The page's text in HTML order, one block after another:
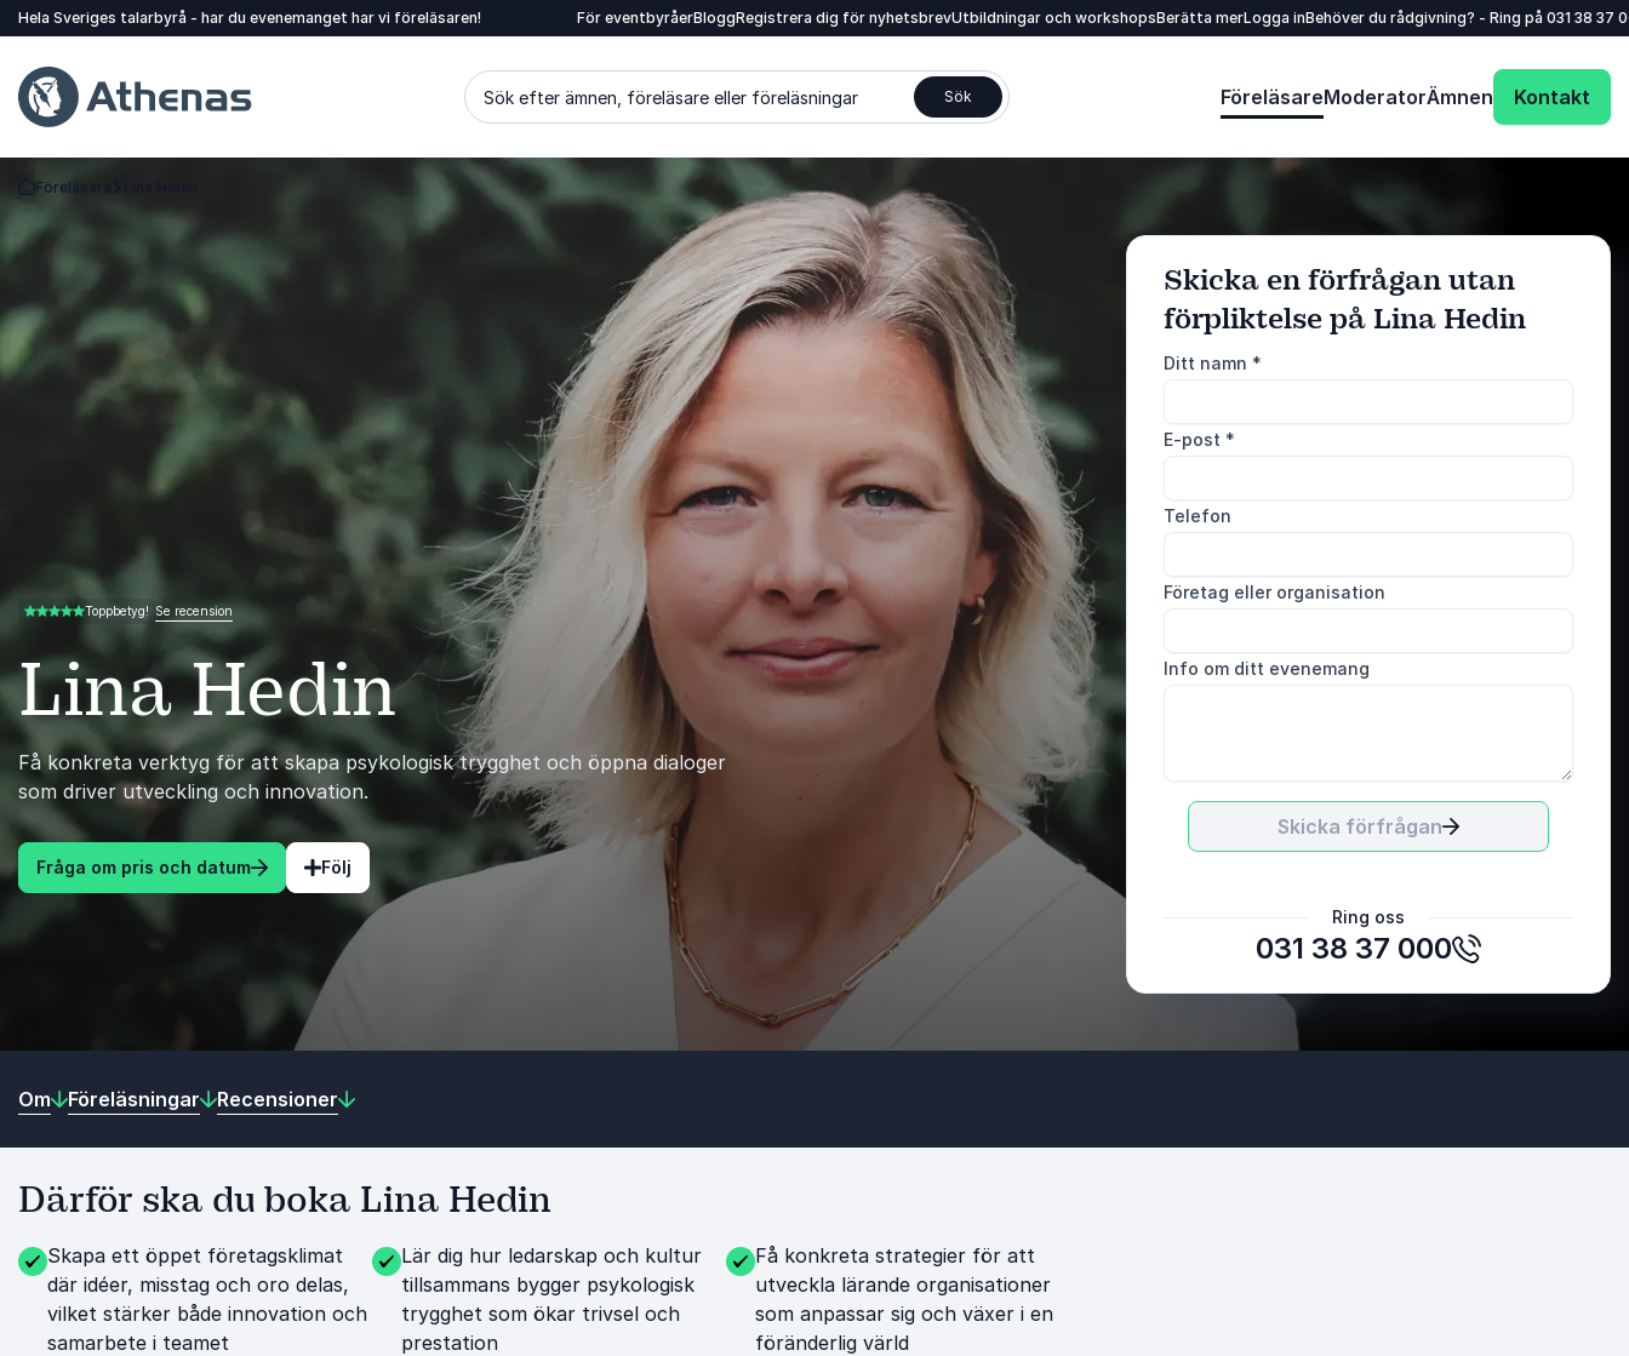
Hela Sveriges talarbyrå - har du evenemanget har vi föreläsaren! För eventbyråerBloggRegistrera dig för nyhetsbrevUtbildningar och workshopsBerätta merLogga inBehöver du rådgivning? - Ring på 031 38 37
Sök efter ämnen, föreläsare eller föreläsningar Sök FöreläsareModeratorÄmnen Kontakt
Gå tillbaka till startsidan
Föreläsare
Lina Hedin
Få konkreta verktyg för att skapa psykologisk trygghet och öppna dialoger
som driver utveckling och innovation.
Fråga om pris och datum Följ
5.00 av 5Toppbetyg! Se recension
Skicka en förfrågan utan
förpliktelse på Lina Hedin
Ditt namn *
E-post *
Telefon
Företag eller organisation
Info om ditt evenemang
Skicka förfrågan
Ring oss
031 38 37 000
Om Föreläsningar Recensioner
Därför ska du boka Lina Hedin
Skapa ett öppet företagsklimat
där idéer, misstag och oro delas,
vilket stärker både innovation och
samarbete i teamet
Lär dig hur ledarskap och kultur
tillsammans bygger psykologisk
trygghet som ökar trivsel och
prestation
Få konkreta strategier för att
utveckla lärande organisationer
som anpassar sig och växer i en
föränderlig värld